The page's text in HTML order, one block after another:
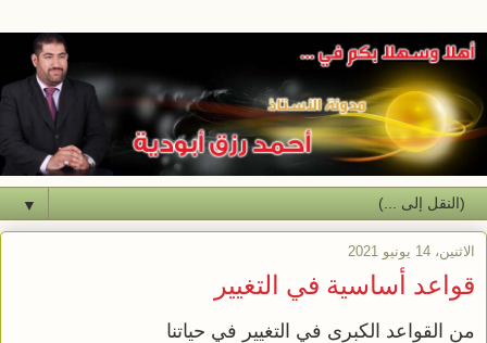
▼
الاثنين، 14 يونيو 2021
قواعد أساسية في التغيير
من القواعد الكبرى في التغيير في حياتنا